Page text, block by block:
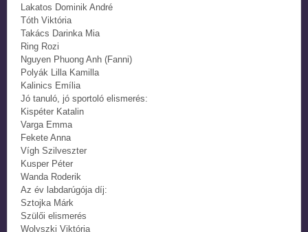
Lakatos Dominik André
Tóth Viktória
Takács Darinka Mia
Ring Rozi
Nguyen Phuong Anh (Fanni)
Polyák Lilla Kamilla
Kalinics Emília
Jó tanuló, jó sportoló elismerés:
Kispéter Katalin
Varga Emma
Fekete Anna
Vígh Szilveszter
Kusper Péter
Wanda Roderik
Az év labdarúgója díj:
Sztojka Márk
Szülői elismerés
Wolyszki Viktória